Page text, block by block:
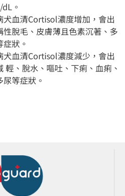
。
犬血清Cortisol濃度增加，會出
脫毛、皮膚薄且色素沉著、多
狀。
犬血清Cortisol濃度減少，會出
輕、脫水、嘔吐、下痢、血痢、
等症狀。